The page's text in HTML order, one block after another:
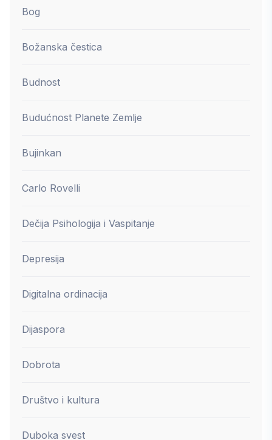
Bog
Božanska čestica
Budnost
Budućnost Planete Zemlje
Bujinkan
Carlo Rovelli
Dečija Psihologija i Vaspitanje
Depresija
Digitalna ordinacija
Dijaspora
Dobrota
Društvo i kultura
Duboka svest